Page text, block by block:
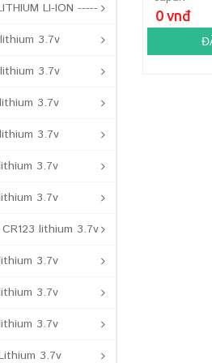
LI-ION -----
3.7v
3.7v
3.7v
3.7v
3.7v
3.7v
lithium 3.7v
3.7v
3.7v
3.7v
3.7v
0 vnđ